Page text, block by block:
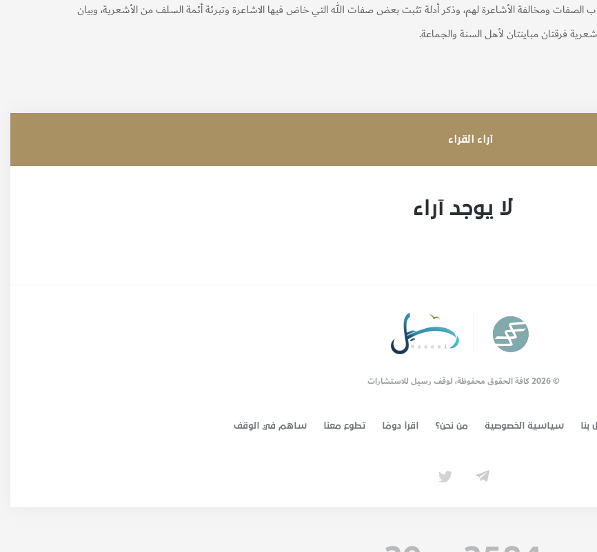
الصفات ومخالفة الأشاعرة لهم، وذكر أدلة تثبت بعض صفات الله التي خاض فيها الاشاعرة وتبرئة أئمة السلف من الأشعرية، وبيان
فرقتان مباينتان لأهل السنة والجماعة.
آراء القراء
لا يوجد آراء
© 2026 كافة الحقوق محفوظة، لوقف رسيل للاستشارات
بنا سياسية الخصوصية من نحن؟ اقرأ دومًا تطوع معنا ساهم في الوقف